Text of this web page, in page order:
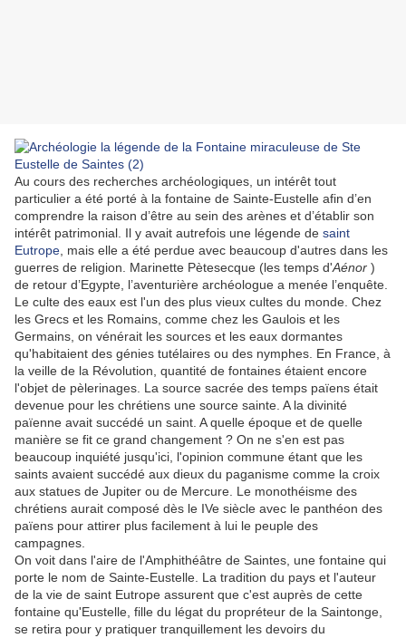
Au cours des recherches archéologiques, un intérêt tout
particulier a été porté à la fontaine de Sainte-Eustelle afin d’en
comprendre la raison d’être au sein des arènes et d’établir son
intérêt patrimonial. Il y avait autrefois une légende de saint
Eutrope , mais elle a été perdue avec beaucoup d'autres dans les
guerres de religion. Marinette Pètesecque (les temps d'Aénor )
de retour d’Egypte, l’aventurière archéologue a menée l’enquête.
Le culte des eaux est l'un des plus vieux cultes du monde. Chez
les Grecs et les Romains, comme chez les Gaulois et les
Germains, on vénérait les sources et les eaux dormantes
qu'habitaient des génies tutélaires ou des nymphes. En France, à
la veille de la Révolution, quantité de fontaines étaient encore
l'objet de pèlerinages. La source sacrée des temps païens était
devenue pour les chrétiens une source sainte. A la divinité
païenne avait succédé un saint. A quelle époque et de quelle
manière se fit ce grand changement ? On ne s'en est pas
beaucoup inquiété jusqu'ici, l'opinion commune étant que les
saints avaient succédé aux dieux du paganisme comme la croix
aux statues de Jupiter ou de Mercure. Le monothéisme des
chrétiens aurait composé dès le IVe siècle avec le panthéon des
païens pour attirer plus facilement à lui le peuple des
campagnes.
On voit dans l'aire de l'Amphithéâtre de Saintes, une fontaine qui
porte le nom de Sainte-Eustelle. La tradition du pays et l'auteur
de la vie de saint Eutrope assurent que c'est auprès de cette
fontaine qu'Eustelle, fille du légat du propréteur de la Saintonge,
se retira pour y pratiquer tranquillement les devoirs du